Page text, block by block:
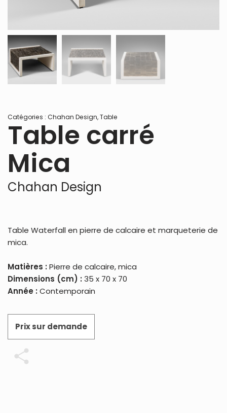
Catégories : Chahan Design,Table
Table carré
Mica
Chahan Design
Table Waterfall en pierre de calcaire et marqueterie de
mica.
Matières : Pierre de calcaire, mica
Dimensions (cm) : 35 x 70 x 70
Année : Contemporain
Prix sur demande